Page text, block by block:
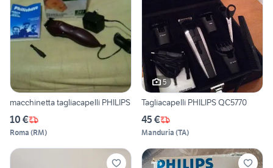
macchinetta tagliacapelli PHILIPS
10 €
Roma (RM)
5
Tagliacapelli PHILIPS QC5770
45 €
Manduria (TA)